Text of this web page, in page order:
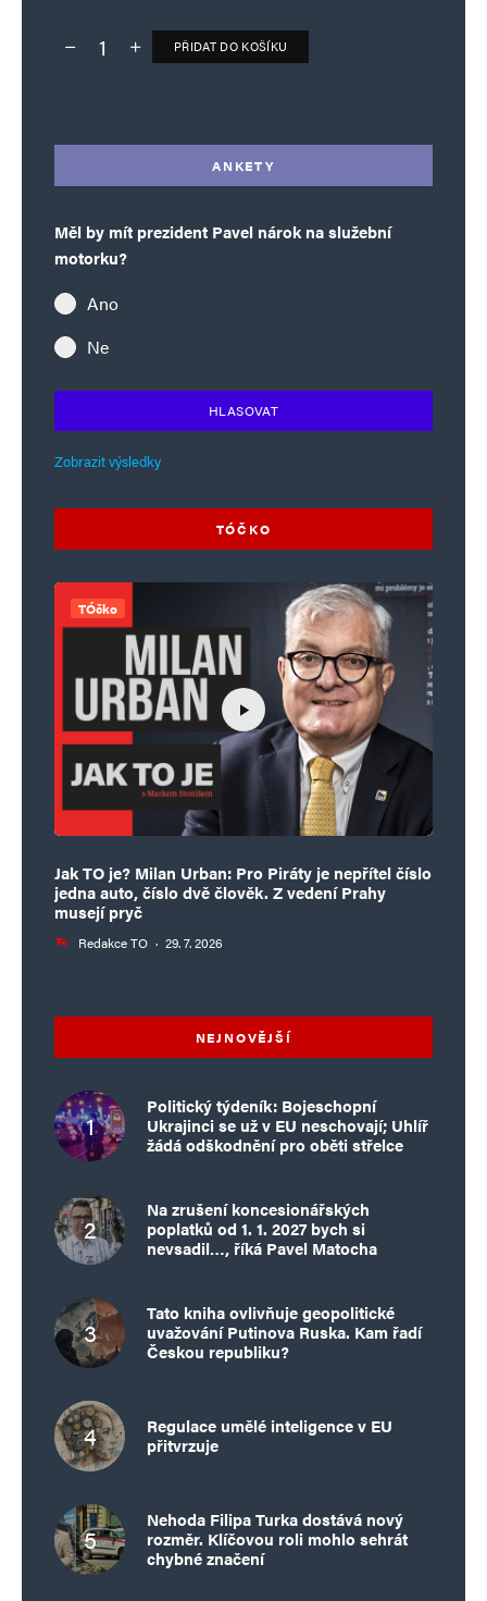
Deník TO – verze bez reklam množství
PŘIDAT DO KOŠÍKU
ANKETY
Měl by mít prezident Pavel nárok na služební
motorku?
Ano
Ne
HLASOVAT
Zobrazit výsledky
TÓČKO
TÓčko
Jak TO je? Milan Urban: Pro Piráty je nepřítel číslo
jedna auto, číslo dvě člověk. Z vedení Prahy
musejí pryč
Redakce TO · 29. 7. 2026
NEJNOVĚJŠÍ
Politický týdeník: Bojeschopní
Ukrajinci se už v EU neschovají; Uhlíř
žádá odškodnění pro oběti střelce
Na zrušení koncesionářských
poplatků od 1. 1. 2027 bych si
nevsadil…, říká Pavel Matocha
Tato kniha ovlivňuje geopolitické
uvažování Putinova Ruska. Kam řadí
Českou republiku?
Regulace umělé inteligence v EU
přitvrzuje
Nehoda Filipa Turka dostává nový
rozměr. Klíčovou roli mohlo sehrát
chybné značení